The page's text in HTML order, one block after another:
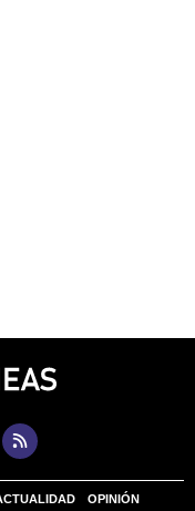
OPINIÓN